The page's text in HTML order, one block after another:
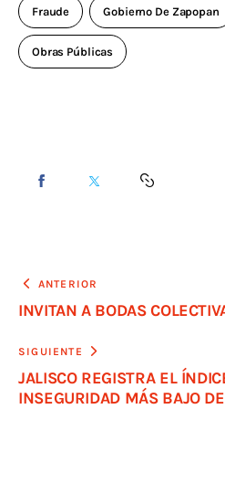
Fraude Gobierno De Zapopan
Obras Públicas
ANTERIOR
INVITAN A BODAS
SIGUIENTE
JALISCO REGISTRA EL
INSEGURIDAD MÁS BAJO